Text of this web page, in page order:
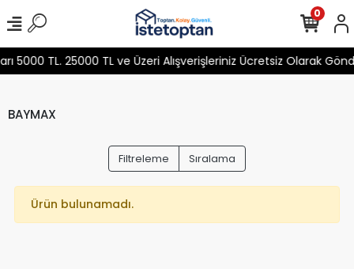
5000 TL. 25000 TL ve Üzeri Alışverişleriniz Ücretsiz Olarak
0
BAYMAX
Filtreleme Sıralama
Ürün bulunamadı.